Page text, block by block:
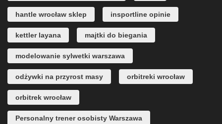
hantle wrocław sklep insportline opinie
kettler layana majtki do biegania
modelowanie sylwetki warszawa
odżywki na przyrost masy orbitreki wrocław
orbitrek wrocław
Personalny trener osobisty Warszawa